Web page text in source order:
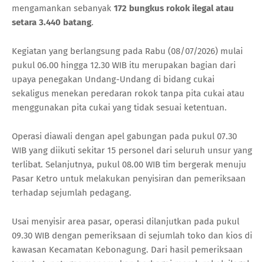
mengamankan sebanyak 172 bungkus rokok ilegal atau
setara 3.440 batang.
Kegiatan yang berlangsung pada Rabu (08/07/2026) mulai
pukul 06.00 hingga 12.30 WIB itu merupakan bagian dari
upaya penegakan Undang-Undang di bidang cukai
sekaligus menekan peredaran rokok tanpa pita cukai atau
menggunakan pita cukai yang tidak sesuai ketentuan.
Operasi diawali dengan apel gabungan pada pukul 07.30
WIB yang diikuti sekitar 15 personel dari seluruh unsur yang
terlibat. Selanjutnya, pukul 08.00 WIB tim bergerak menuju
Pasar Ketro untuk melakukan penyisiran dan pemeriksaan
terhadap sejumlah pedagang.
Usai menyisir area pasar, operasi dilanjutkan pada pukul
09.30 WIB dengan pemeriksaan di sejumlah toko dan kios di
kawasan Kecamatan Kebonagung. Dari hasil pemeriksaan